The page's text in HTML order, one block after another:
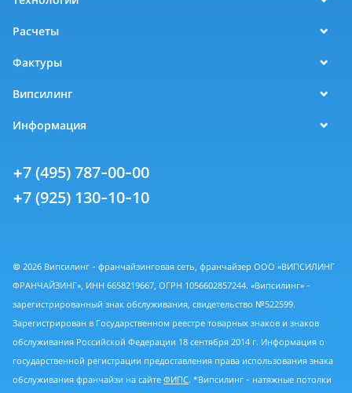
Расчеты
Фактуры
Випсилинг
Информация
+7 (495) 787-00-00
+7 (925) 130-10-10
© 2026 Випсилинг - франчайзинговая сеть, франчайзер ООО «ВИПСИЛИНГ
ФРАНЧАЙЗИНГ», ИНН 6658219667, ОГРН 1056602857244. «Випсилинг» -
зарегистрированный знак обслуживания, свидетельство №522599.
Зарегистрирован в Государственном реестре товарных знаков и знаков
обслуживания Российской Федерации 18 сентября 2014 г. Информация о
государственной регистрации предоставления права использования знака
обслуживания франчайзи на сайте ФИПС. *Випсилинг - натяжные потолки